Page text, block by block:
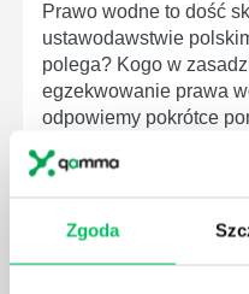
Zgoda
Prawo wodne to dość
ustawodawstwie
polega? Kogo w
egzekwowanie prawa
odpowiemy pokrótce